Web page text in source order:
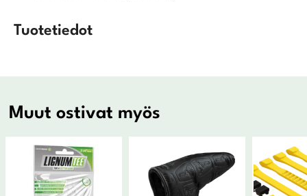
Tuotetiedot
Muut ostivat myös